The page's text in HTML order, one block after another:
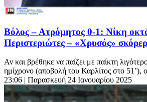
Βόλος – Ατρόμητος 0-1: Νίκη
Περιστεριώτες – «Χρυσός»
Αν και βρέθηκε να παίζει με παίκτη
ημίχρονο (αποβολή του Καρλίτος στο 51’),
23:06 | Παρασκευή 24 Ιανουαρίου 2025